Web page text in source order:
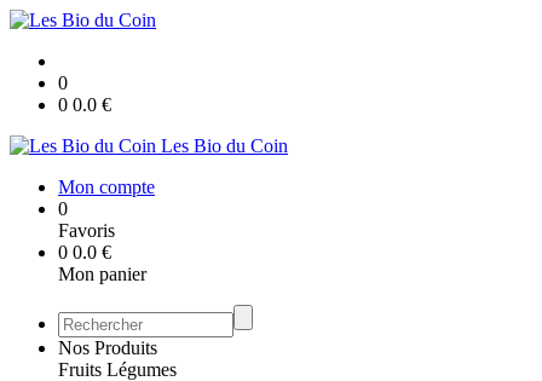
0
0 0.0 €
Les Bio du Coin
Mon compte
0
Favoris
0 0.0 €
Mon panier
Nos Produits
Fruits Légumes